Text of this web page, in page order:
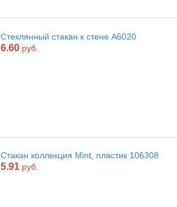
Стеклянный стакан к стене А6020
6.60 руб.
Стакан коллекция Mint, пластик 106308
5.91 руб.